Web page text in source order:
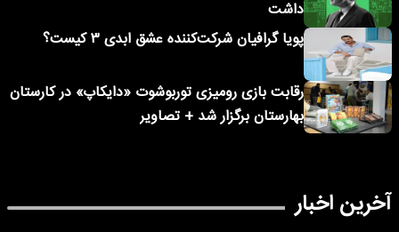
داشت
پویا گرافیان شرکت‌کننده عشق ابدی ۳ کیست؟
رقابت بازی رومیزی توربوشوت «دایکاپ» در کارستان
بهارستان برگزار شد + تصاویر
آخرین اخبار